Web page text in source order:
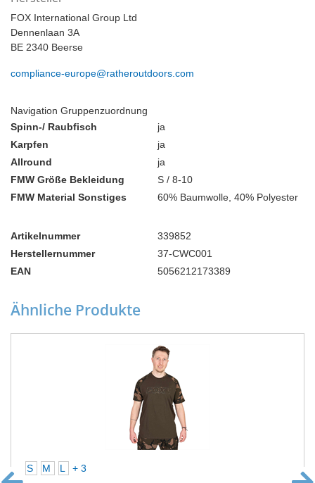
FOX International Group Ltd
Dennenlaan 3A
BE 2340 Beerse
compliance-europe@ratheroutdoors.com
Navigation Gruppenzuordnung
Spinn-/ Raubfisch
ja
Karpfen
ja
Allround
ja
FMW Größe Bekleidung
S / 8-10
FMW Material Sonstiges
60% Baumwolle, 40% Polyester
Artikelnummer
339852
Herstellernummer
37-CWC001
EAN
5056212173389
Ähnliche Produkte
S M L
+ 3